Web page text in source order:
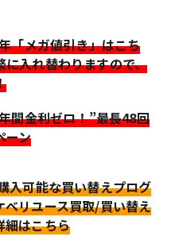
「メガ値引き」はこち
に入れ替わりますので、
間金利ゼロ！”最長48回
ーン
入可能な買い替えプログ
ベリユース買取/買い替え
細はこちら